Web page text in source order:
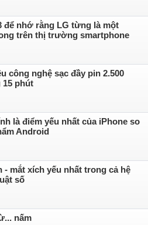
để nhớ rằng LG từng là một
trên thị trường smartphone
công nghệ sạc đầy pin 2.500
15 phút
là điểm yếu nhất của iPhone so
Android
- mắt xích yếu nhất trong cả hệ
số
nấm